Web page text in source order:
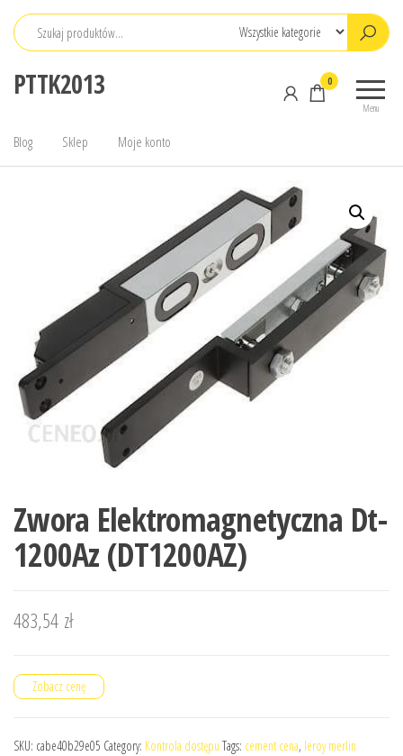
Przejdź
PTTK2013
Menu
0
Blog Sklep Moje konto
Zwora Elektromagnetyczna Dt-
1200Az (DT1200AZ)
483,54 zł
Zobacz cenę
SKU: cabe40b29e05 Category: Kontrola dostępu Tags: cement cena, leroy merlin